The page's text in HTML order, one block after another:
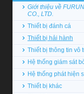
Giới thiệu về
CO., LTD.
Thiết bị đánh cá
Thiết bị hải hành
Thiết bị thông tin vô
Hệ thống giám sát
Hệ thống phát hiện
Thiết bị khác